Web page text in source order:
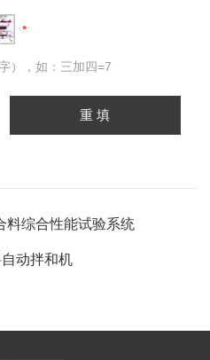
），如：三加四=7
料综合性能试验系统
动拌和机